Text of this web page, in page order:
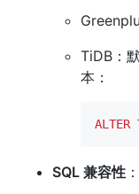
TiDB：
本：
ALTER
SQL 兼容性 ：